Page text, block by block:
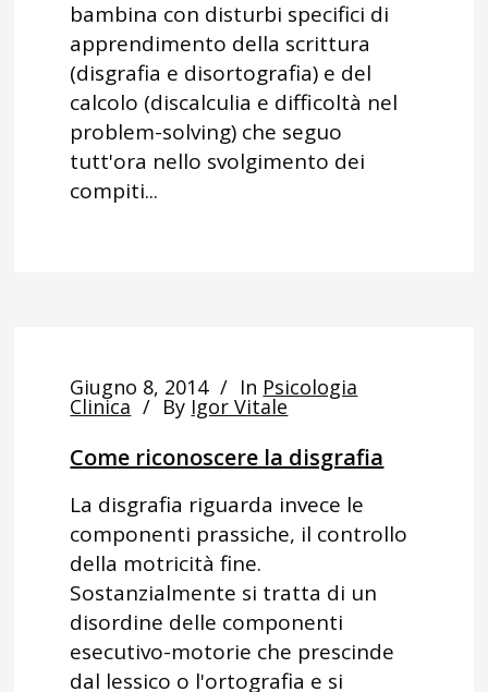
bambina con disturbi specifici di
apprendimento della scrittura
(disgrafia e disortografia) e del
calcolo (discalculia e difficoltà nel
problem-solving) che seguo
tutt'ora nello svolgimento dei
compiti...
Giugno 8, 2014 In Psicologia
Clinica By Igor Vitale
Come riconoscere la disgrafia
La disgrafia riguarda invece le
componenti prassiche, il controllo
della motricità fine.
Sostanzialmente si tratta di un
disordine delle componenti
esecutivo-motorie che prescinde
dal lessico o l'ortografia e si